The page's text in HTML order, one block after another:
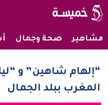
مشاهير صحة وجمال
“إلهام شاهين” و
المغرب ببلد الجمال